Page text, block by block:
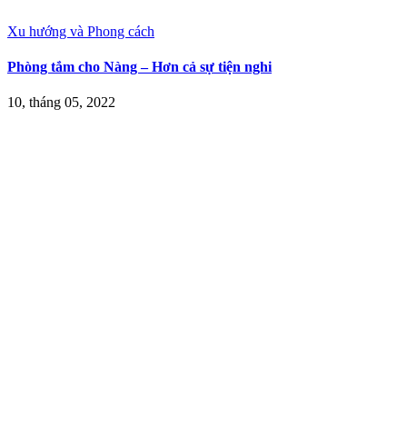
Xu hướng và Phong cách
Phòng tắm cho Nàng – Hơn cả sự tiện nghi
10, tháng 05, 2022